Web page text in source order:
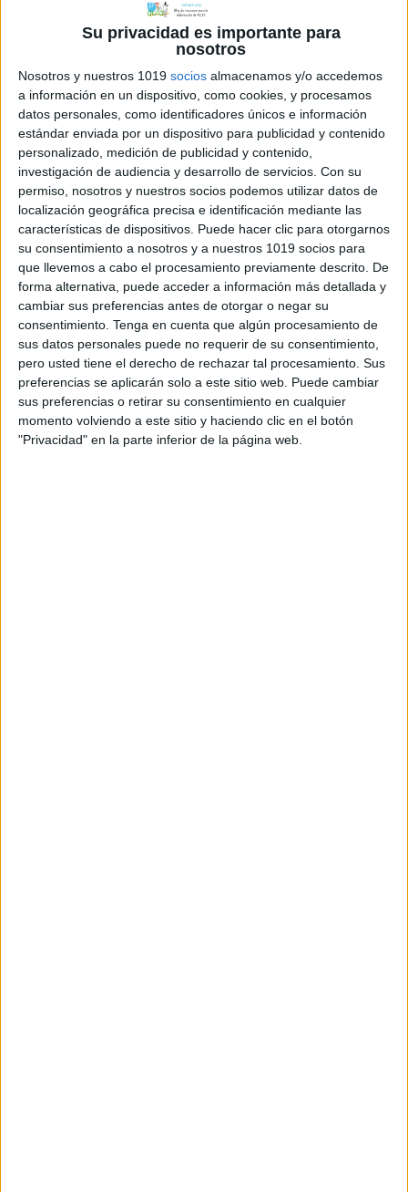
Su privacidad es importante para
nosotros
Nosotros y nuestros 1019 socios almacenamos y/o accedemos
a información en un dispositivo, como cookies, y procesamos
datos personales, como identificadores únicos e información
estándar enviada por un dispositivo para publicidad y contenido
personalizado, medición de publicidad y contenido,
investigación de audiencia y desarrollo de servicios. Con su
permiso, nosotros y nuestros socios podemos utilizar datos de
localización geográfica precisa e identificación mediante las
características de dispositivos. Puede hacer clic para otorgarnos
su consentimiento a nosotros y a nuestros 1019 socios para
que llevemos a cabo el procesamiento previamente descrito. De
forma alternativa, puede acceder a información más detallada y
cambiar sus preferencias antes de otorgar o negar su
consentimiento. Tenga en cuenta que algún procesamiento de
sus datos personales puede no requerir de su consentimiento,
pero usted tiene el derecho de rechazar tal procesamiento. Sus
preferencias se aplicarán solo a este sitio web. Puede cambiar
sus preferencias o retirar su consentimiento en cualquier
momento volviendo a este sitio y haciendo clic en el botón
"Privacidad" en la parte inferior de la página web.
sugerencias de cada subtipo, se
desarrollan a modo de ejemplo algunas
de las actividades propuestas. Son 85
actividades ejemplificadas en total. 36
aparecen en el libro como tal, y (por
problema de espacio en el libro) otras
49 actividades lo hacen en el apartado
“Mas Actividades”, pero siguiendo
igualmente el esquema de Tipos y
Subtipos anteriormente comentando.
Este tipo de recursos, nos ayudan a
conseguir una escuela más inclusiva.
Agradezco a Lourdes su generosidad
compartiendo este recurso, que
personalmente me será de gran
utilidad.